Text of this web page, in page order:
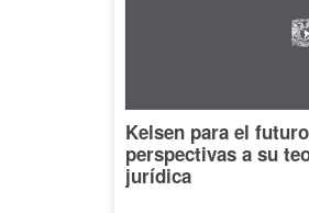
Kelsen para el
perspectivas a su
jurídica